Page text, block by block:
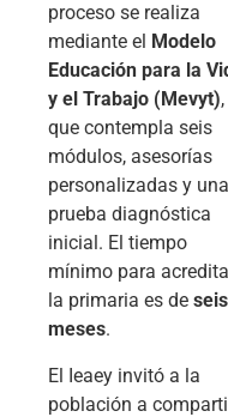
proceso se realiza
mediante el Modelo
Educación para la
y el Trabajo (Mevyt),
que contempla seis
módulos, asesorías
personalizadas y una
prueba diagnóstica
inicial. El tiempo
mínimo para
la primaria es de seis
meses.
El Ieaey invitó a la
población a